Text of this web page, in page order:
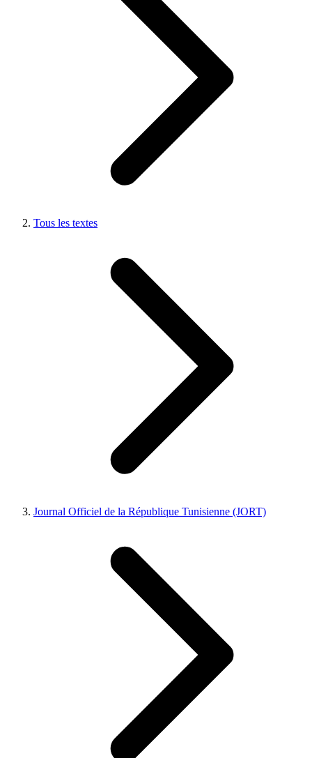
Tous les textes
Journal Officiel de la République Tunisienne (JORT)